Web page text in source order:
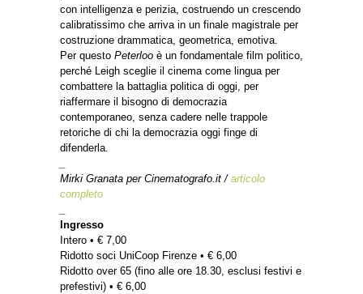
con intelligenza e perizia, costruendo un crescendo
calibratissimo che arriva in un finale magistrale per
costruzione drammatica, geometrica, emotiva.
Per questo Peterloo è un fondamentale film politico,
perché Leigh sceglie il cinema come lingua per
combattere la battaglia politica di oggi, per
riaffermare il bisogno di democrazia
contemporaneo, senza cadere nelle trappole
retoriche di chi la democrazia oggi finge di
difenderla.
Mirki Granata per Cinematografo.it / articolo
completo
Ingresso
Intero • € 7,00
Ridotto soci UniCoop Firenze • € 6,00
Ridotto over 65 (fino alle ore 18.30, esclusi festivi e
prefestivi) • € 6,00